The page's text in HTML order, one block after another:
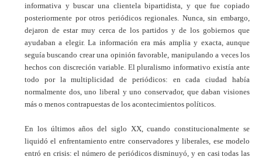
informativa y buscar una clientela bipartidista, y que fue copiado
posteriormente por otros periódicos regionales. Nunca, sin embargo,
dejaron de estar muy cerca de los partidos y de los gobiernos que
ayudaban a elegir. La información era más amplia y exacta, aunque
seguía buscando crear una opinión favorable, manipulando a veces los
hechos con discreción variable. El pluralismo informativo existía ante
todo por la multiplicidad de periódicos: en cada ciudad había
normalmente dos, uno liberal y uno conservador, que daban visiones
más o menos contrapuestas de los acontecimientos políticos.
En los últimos años del siglo XX, cuando constitucionalmente se
liquidó el enfrentamiento entre conservadores y liberales, ese modelo
entró en crisis: el número de periódicos disminuyó, y en casi todas las